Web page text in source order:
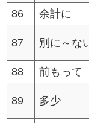
86
余計に
87 別に～な
88
前もって
89 多少